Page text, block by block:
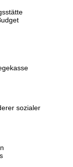
sozialer